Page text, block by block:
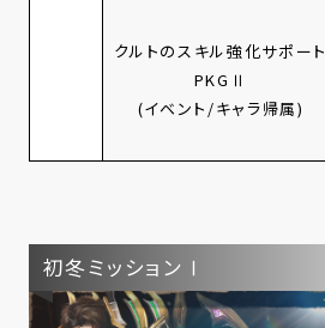
クルトのスキル強化サポート
PKGⅡ
(イベント/キャラ帰属)
初冬ミッションⅠ